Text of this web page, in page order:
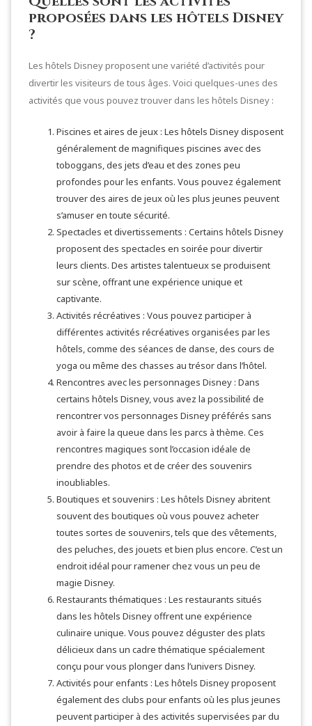
proposées dans les hôtels Disney
?
Les hôtels Disney proposent une variété d’activités pour
divertir les visiteurs de tous âges. Voici quelques-unes des
activités que vous pouvez trouver dans les hôtels Disney :
Piscines et aires de jeux : Les hôtels Disney disposent
généralement de magnifiques piscines avec des
toboggans, des jets d’eau et des zones peu
profondes pour les enfants. Vous pouvez également
trouver des aires de jeux où les plus jeunes peuvent
s’amuser en toute sécurité.
Spectacles et divertissements : Certains hôtels Disney
proposent des spectacles en soirée pour divertir
leurs clients. Des artistes talentueux se produisent
sur scène, offrant une expérience unique et
captivante.
Activités récréatives : Vous pouvez participer à
différentes activités récréatives organisées par les
hôtels, comme des séances de danse, des cours de
yoga ou même des chasses au trésor dans l’hôtel.
Rencontres avec les personnages Disney : Dans
certains hôtels Disney, vous avez la possibilité de
rencontrer vos personnages Disney préférés sans
avoir à faire la queue dans les parcs à thème. Ces
rencontres magiques sont l’occasion idéale de
prendre des photos et de créer des souvenirs
inoubliables.
Boutiques et souvenirs : Les hôtels Disney abritent
souvent des boutiques où vous pouvez acheter
toutes sortes de souvenirs, tels que des vêtements,
des peluches, des jouets et bien plus encore. C’est un
endroit idéal pour ramener chez vous un peu de
magie Disney.
Restaurants thématiques : Les restaurants situés
dans les hôtels Disney offrent une expérience
culinaire unique. Vous pouvez déguster des plats
délicieux dans un cadre thématique spécialement
conçu pour vous plonger dans l’univers Disney.
Activités pour enfants : Les hôtels Disney proposent
également des clubs pour enfants où les plus jeunes
peuvent participer à des activités supervisées par du